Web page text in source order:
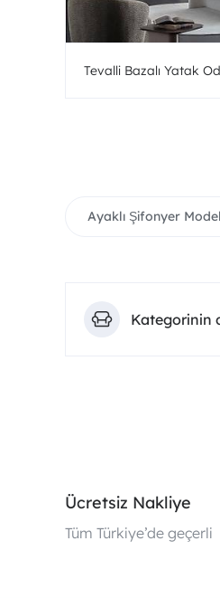
Tevalli Bazalı Yatak
Ayaklı Şifonyer
Kategorinin
Ücretsiz Nakliye
Tüm Türkiye’de geçerli